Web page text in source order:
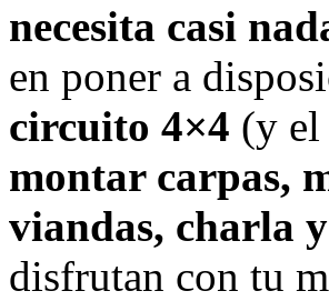
necesita casi
en poner a
circuito 4×4 (y
montar carpas,
viandas, charla
disfrutan con tu